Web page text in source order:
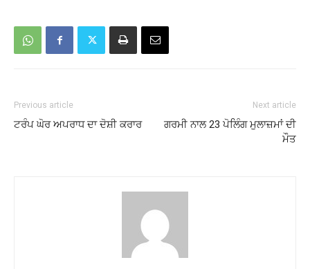
Previous article
ਟਰੰਪ ਘੋਰ ਅਪਰਾਧ ਦਾ ਦੋਸ਼ੀ ਕਰਾਰ
Next article
ਗਰਮੀ ਨਾਲ 23 ਪੋਲਿੰਗ ਮੁਲਾਜ਼ਮਾਂ ਦੀ
ਮੌਤ